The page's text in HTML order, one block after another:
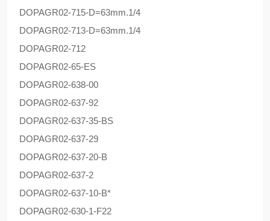
DOPAGR02-715-D=63mm.1/4
DOPAGR02-713-D=63mm.1/4
DOPAGR02-712
DOPAGR02-65-ES
DOPAGR02-638-00
DOPAGR02-637-92
DOPAGR02-637-35-BS
DOPAGR02-637-29
DOPAGR02-637-20-B
DOPAGR02-637-2
DOPAGR02-637-10-B*
DOPAGR02-630-1-F22